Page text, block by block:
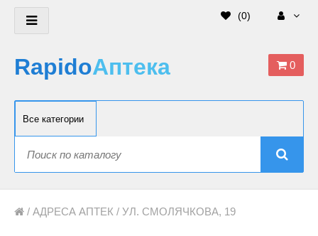
(0)
RapidoАптека 0
/ АДРЕСА АПТЕК / УЛ. СМОЛЯЧКОВА, 19